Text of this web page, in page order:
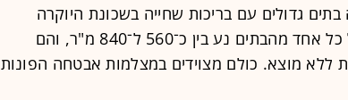
גדולים עם בריכות שחייה בשכונת היוקרה
הזאת, ווסט לייק הילס. שטחו של כל אחד מהבתים נע בין כ־560 ל־840 מ"ר, והם
ללא מוצא. כולם מצוידים במצלמות אבטחה הפונות